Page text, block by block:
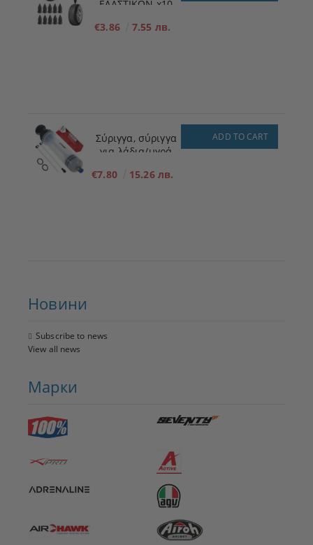
ΕΛΑΣΤΙΚΩΝ x10
mm x 11,7 mm
€3.86 7.55 лв.
Σύριγγα, σύριγγα
για λάδια/υγρά
€7.80 15.26 лв.
ADD TO CART
Новини
Subscribe to news
View all news
Марки